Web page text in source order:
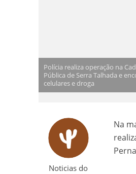
Polícia realiza operação na
Pública de Serra Talhada e
celulares e droga
Noticias do
Na